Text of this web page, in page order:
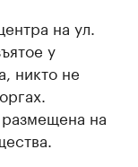
на ул.
у
никто не
на